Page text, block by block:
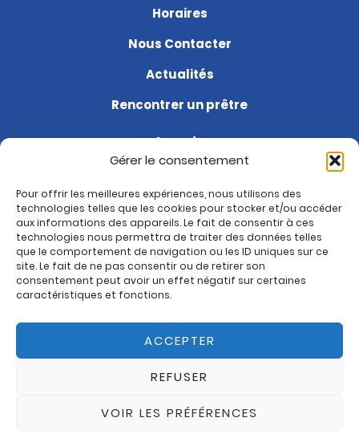
Gérer le consentement
Pour offrir les meilleures expériences, nous utilisons des
technologies telles que les cookies pour stocker et/ou accéder
aux informations des appareils. Le fait de consentir à ces
technologies nous permettra de traiter des données telles
que le comportement de navigation ou les ID uniques sur ce
site. Le fait de ne pas consentir ou de retirer son
consentement peut avoir un effet négatif sur certaines
caractéristiques et fonctions.
ACCEPTER
REFUSER
VOIR LES PRÉFÉRENCES
Horaires
Nous Contacter
Actualités
Rencontrer un prêtre
Agenda
Questions fréquentes
Je suis nouveau
Rejoignez-nous sur :
Paroisse de Montrouge
MENTIONS LÉGALESDESIGN TWID